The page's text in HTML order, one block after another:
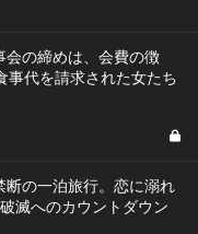
会の締めは、会費の徴
事代を請求された女たち
断の一泊旅行。恋に溺れ
滅へのカウントダウン